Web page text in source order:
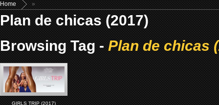
Home »
Plan de chicas (2017)
Browsing Tag -Plan de chicas
GIRLS TRIP (2017)